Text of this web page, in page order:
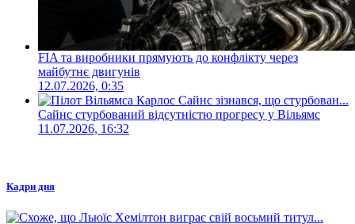
FIA та виробники прямують до конфлікту через
майбутнє двигунів
12.07.2026, 0:35
Сайнс стурбований відсутністю прогресу у Вільямс
11.07.2026, 16:32
Кадри дня